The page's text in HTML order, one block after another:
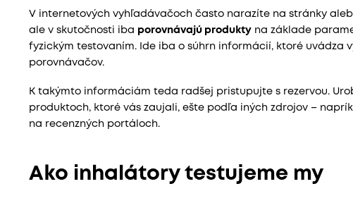
V internetových vyhľadávačoch často narazíte na stránky
ale v skutočnosti iba
porovnávajú produktyna základe
fyzickým testovaním. Ide iba o súhrn informácií, ktoré uvádza
porovnávačov.
K takýmto informáciám teda radšej pristupujte s rezervou.
produktoch, ktoré vás zaujali, ešte podľa iných zdrojov –
na recenzných portáloch.
Ako inhalátory testujeme my